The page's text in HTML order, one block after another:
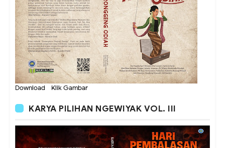
Download - Klik Gambar
KARYA PILIHAN NGEWIYAK VOL. III